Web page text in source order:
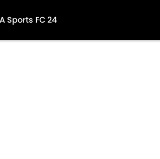
Sports FC 24